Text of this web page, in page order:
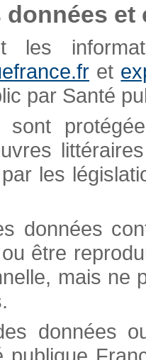
données et
les
et
par Santé
sont
les
données
être
mais ne
données